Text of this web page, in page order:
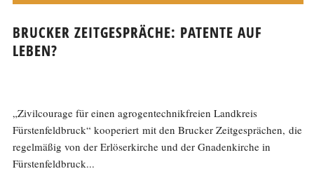
BRUCKER ZEITGESPRÄCHE: PATENTE AUF
LEBEN?
„Zivilcourage für einen agrogentechnikfreien Landkreis
Fürstenfeldbruck“ kooperiert mit den Brucker Zeitgesprächen, die
regelmäßig von der Erlöserkirche und der Gnadenkirche in
Fürstenfeldbruck...